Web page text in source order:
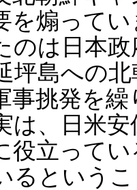
を煽って
のは日本
坪島への
事挑発を
は、日米
役立って
るという